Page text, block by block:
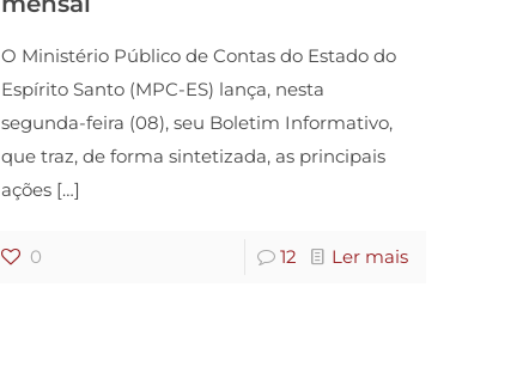
O Ministério Público de Contas do Estado do
Espírito Santo (MPC-ES) lança, nesta
segunda-feira (08), seu Boletim Informativo,
que traz, de forma sintetizada, as principais
ações […]
0 12 Ler mais